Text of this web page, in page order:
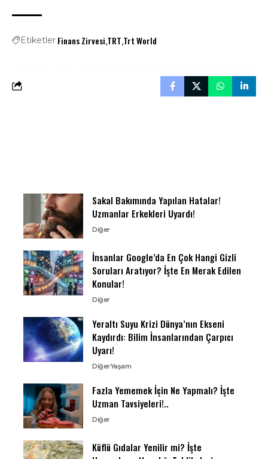
Etiketler Finans Zirvesi TRT Trt World
Sakal Bakımında Yapılan Hatalar!
Uzmanlar Erkekleri Uyardı!
Diğer
İnsanlar Google’da En Çok Hangi Gizli
Soruları Aratıyor? İşte En Merak Edilen
Konular!
Diğer
Yeraltı Suyu Krizi Dünya’nın Ekseni
Kaydırdı: Bilim İnsanlarından Çarpıcı
Uyarı!
DiğerYaşam
Fazla Yememek İçin Ne Yapmalı? İşte
Uzman Tavsiyeleri!..
Diğer
Küflü Gıdalar Yenilir mi? İşte